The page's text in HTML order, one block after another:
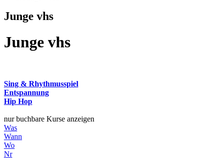
Junge vhs
Junge vhs
Sing & Rhythmusspiel
Entspannung
Hip Hop
nur buchbare Kurse anzeigen
Was
Wann
Wo
Nr